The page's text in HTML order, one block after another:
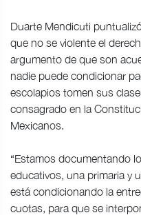
Duarte Mendicuti
que no se violente el
argumento de que son
nadie puede condicionar
escolapios tomen sus
consagrado en la
Mexicanos.
“Estamos documentando
educativos, una primaria y
está condicionando la
cuotas, para que se